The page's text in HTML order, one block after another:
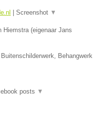
| Screenshot ▼
Hiemstra (eigenaar Jans
Behangwerk
posts ▼